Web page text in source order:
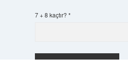
7 + 8 kaçtır? *